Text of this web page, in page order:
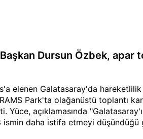
Dursun Özbek, apar
elenen Galatasaray'da hareketlilik
Park'ta olağanüstü toplantı
açıklamasında
ismin daha istifa etmeyi düşündüğü